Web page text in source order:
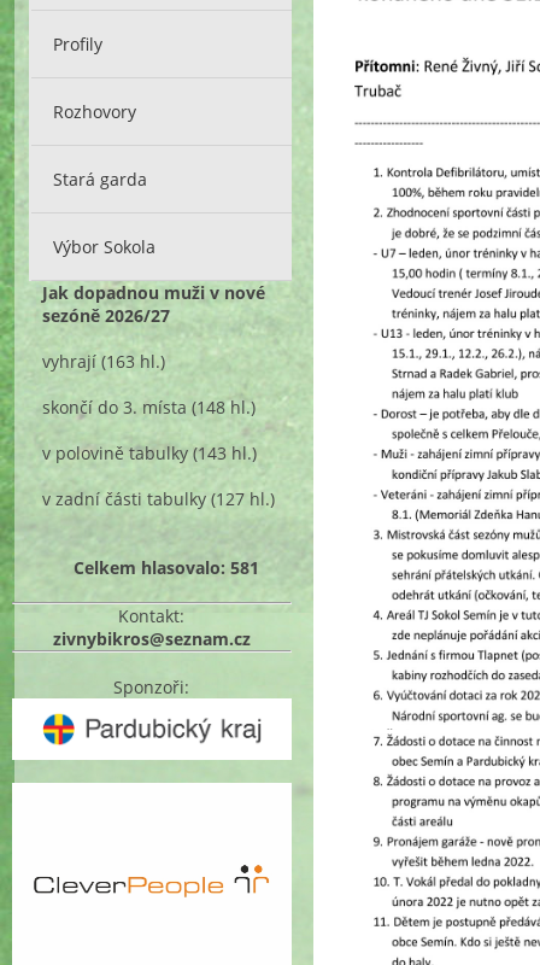
Profily
Rozhovory
Stará garda
Výbor Sokola
Jak dopadnou muži v nové
sezóně 2026/27
vyhrají (163 hl.)
skončí do 3. místa (148 hl.)
v polovině tabulky (143 hl.)
v zadní části tabulky (127 hl.)
Celkem hlasovalo: 581
Kontakt:
zivnybikros@seznam.cz
Sponzoři: